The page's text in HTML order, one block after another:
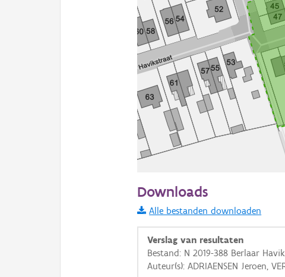
Informatie Vlaanderen
i
+ −
Downloads
Alle bestanden downloaden
Verslag van resultaten
Bestand: N 2019-388 Berlaar
Auteur(s): ADRIAENSEN Jeroen,